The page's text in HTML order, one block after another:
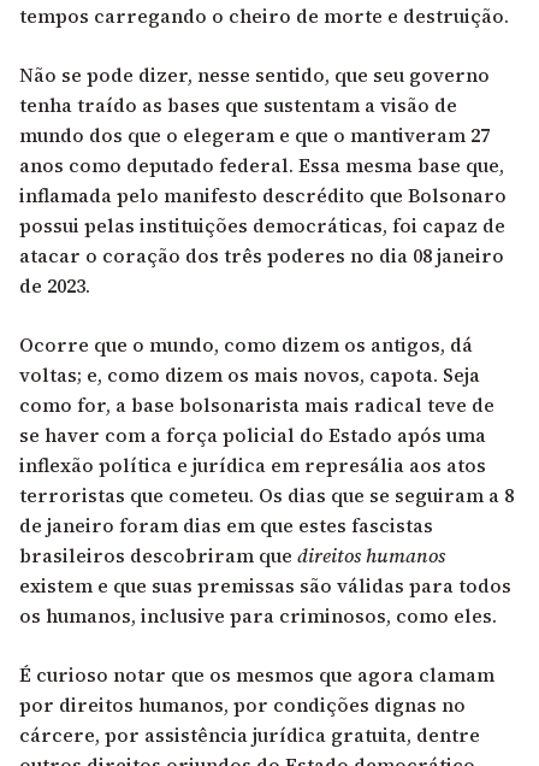
tempos carregando o cheiro de morte e destruição.
Não se pode dizer, nesse sentido, que seu governo
tenha traído as bases que sustentam a visão de
mundo dos que o elegeram e que o mantiveram 27
anos como deputado federal. Essa mesma base que,
inflamada pelo manifesto descrédito que Bolsonaro
possui pelas instituições democráticas, foi capaz de
atacar o coração dos três poderes no dia 08 janeiro
de 2023.
Ocorre que o mundo, como dizem os antigos, dá
voltas; e, como dizem os mais novos, capota. Seja
como for, a base bolsonarista mais radical teve de
se haver com a força policial do Estado após uma
inflexão política e jurídica em represália aos atos
terroristas que cometeu. Os dias que se seguiram a 8
de janeiro foram dias em que estes fascistas
brasileiros descobriram que direitos humanos
existem e que suas premissas são válidas para todos
os humanos, inclusive para criminosos, como eles.
É curioso notar que os mesmos que agora clamam
por direitos humanos, por condições dignas no
cárcere, por assistência jurídica gratuita, dentre